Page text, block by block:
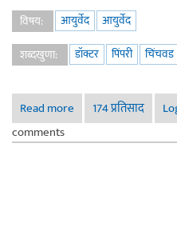
विषय: आयुर्वेद
आयुर्वेद
शब्दखुणा:
डॉक्टर पिंपरी चिंचवड
Read more
about पिंपरी-चिंचवड
174 प्रतिसाद
comments